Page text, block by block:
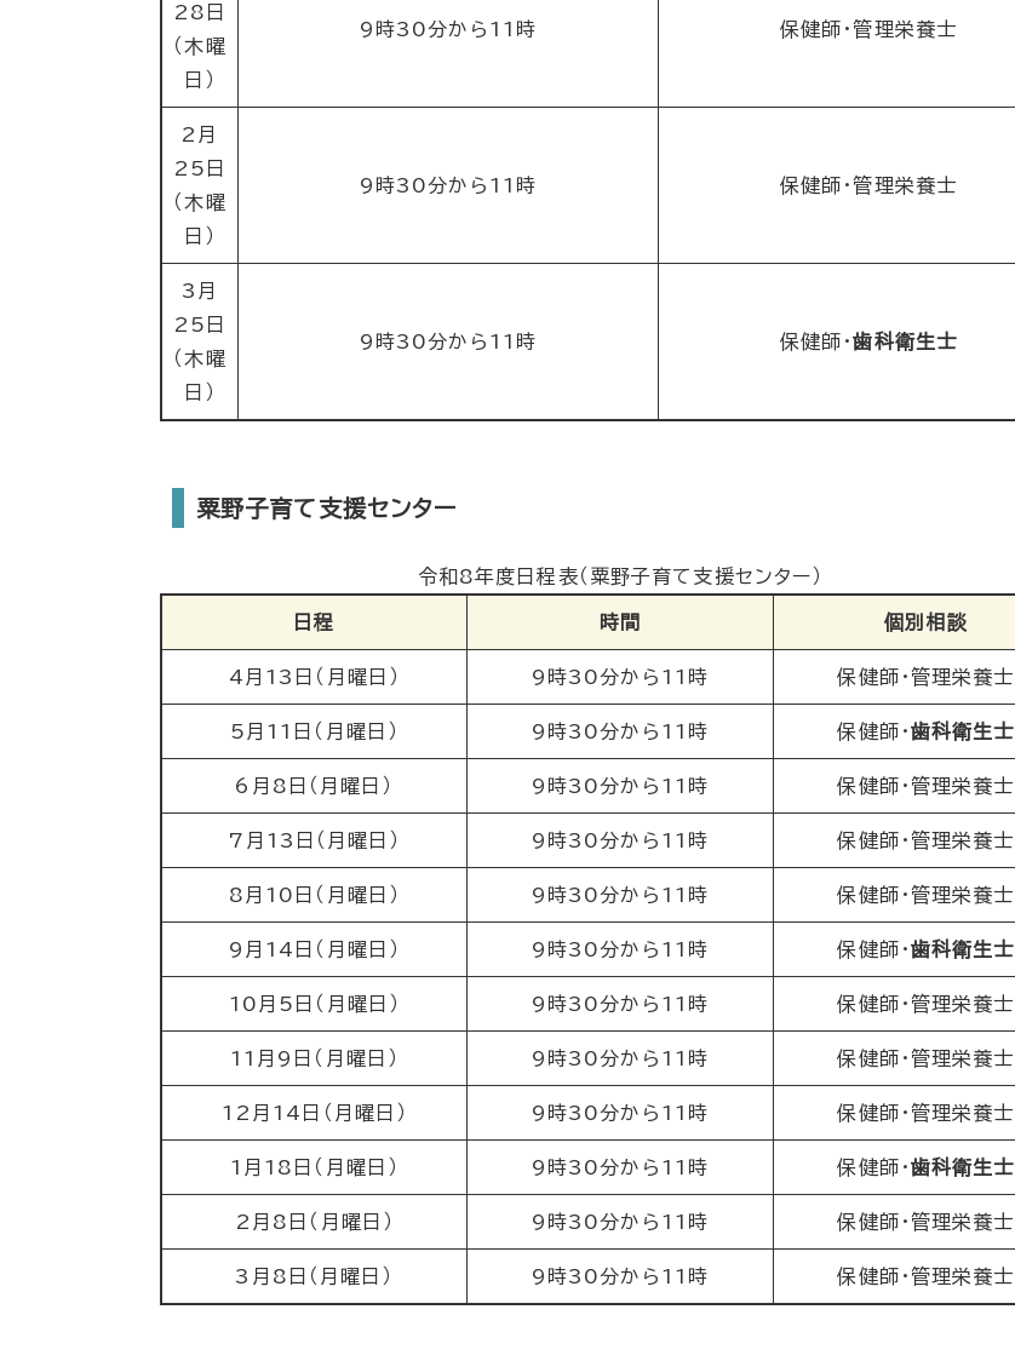
28日
（木曜
日）
9時30分から11時 保健師・管理栄養士
2月
25日
（木曜
日）
9時30分から11時 保健師・管理栄養士
3月
25日
（木曜
日）
9時30分から11時 保健師・歯科衛生士
粟野子育て支援センター
令和8年度日程表（粟野子育て支援センター）
日程 時間 個別相談
4月13日（月曜日） 9時30分から11時 保健師・管理栄養士
5月11日（月曜日） 9時30分から11時 保健師・歯科衛生士
6月8日（月曜日） 9時30分から11時 保健師・管理栄養士
7月13日（月曜日） 9時30分から11時 保健師・管理栄養士
8月10日（月曜日） 9時30分から11時 保健師・管理栄養士
9月14日（月曜日） 9時30分から11時 保健師・歯科衛生士
10月5日（月曜日） 9時30分から11時 保健師・管理栄養士
11月9日（月曜日） 9時30分から11時 保健師・管理栄養士
12月14日（月曜日） 9時30分から11時 保健師・管理栄養士
1月18日（月曜日） 9時30分から11時 保健師・歯科衛生士
2月8日（月曜日） 9時30分から11時 保健師・管理栄養士
3月8日（月曜日） 9時30分から11時 保健師・管理栄養士